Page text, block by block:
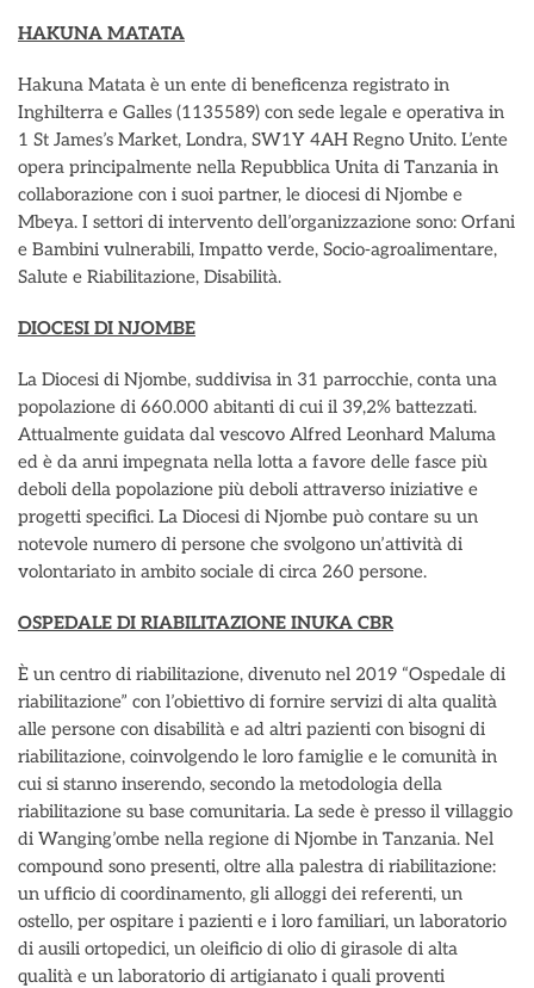
HAKUNA MATATA
Hakuna Matata è un ente di beneficenza registrato in
Inghilterra e Galles (1135589) con sede legale e operativa in
1 St James’s Market, Londra, SW1Y 4AH Regno Unito. L’ente
opera principalmente nella Repubblica Unita di Tanzania in
collaborazione con i suoi partner, le diocesi di Njombe e
Mbeya. I settori di intervento dell’organizzazione sono: Orfani
e Bambini vulnerabili, Impatto verde, Socio-agroalimentare,
Salute e Riabilitazione, Disabilità.
DIOCESI DI NJOMBE
La Diocesi di Njombe, suddivisa in 31 parrocchie, conta una
popolazione di 660.000 abitanti di cui il 39,2% battezzati.
Attualmente guidata dal vescovo Alfred Leonhard Maluma
ed è da anni impegnata nella lotta a favore delle fasce più
deboli della popolazione più deboli attraverso iniziative e
progetti specifici. La Diocesi di Njombe può contare su un
notevole numero di persone che svolgono un’attività di
volontariato in ambito sociale di circa 260 persone.
OSPEDALE DI RIABILITAZIONE INUKA CBR
È un centro di riabilitazione, divenuto nel 2019 “Ospedale di
riabilitazione” con l’obiettivo di fornire servizi di alta qualità
alle persone con disabilità e ad altri pazienti con bisogni di
riabilitazione, coinvolgendo le loro famiglie e le comunità in
cui si stanno inserendo, secondo la metodologia della
riabilitazione su base comunitaria. La sede è presso il villaggio
di Wanging’ombe nella regione di Njombe in Tanzania. Nel
compound sono presenti, oltre alla palestra di riabilitazione:
un ufficio di coordinamento, gli alloggi dei referenti, un
ostello, per ospitare i pazienti e i loro familiari, un laboratorio
di ausili ortopedici, un oleificio di olio di girasole di alta
qualità e un laboratorio di artigianato i quali proventi